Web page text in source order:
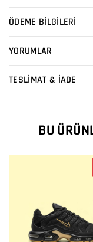
ÖDEME BİLGİLERİ
YORUMLAR
TESLİMAT & İADE
BU